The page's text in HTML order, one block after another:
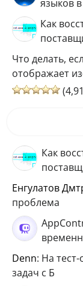
языков
Как
Что делать,
отображает
Как
Енгулатов
проблема
Denn: На
задач с Б